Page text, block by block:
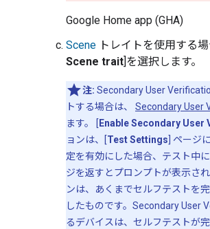
Google Home app (GHA)
Scene トレイトを使用する
Scene trait]を選択します。
注: Secondary User
トする場合は、 Secondary User
ます。 [ Enable Secondary User
ョンは、[Test Settings ] ページ
定を有効にした場合、テスト中
ジを返すとプロンプトが表示さ
ンは、あくまでセルフテストを
したものです。Secondary User
るデバイスは、セルフテストが